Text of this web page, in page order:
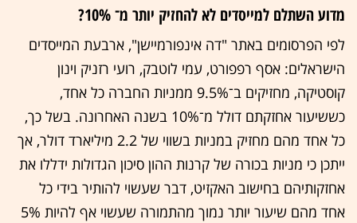
מדוע השתלם למייסדים לא להחזיק יותר מ־ 10%?
לפי הפרסומים באתר "דה אינפורמיישן", ארבעת המייסדים
הישראלים: אסף רפפורט, עמי לוטבק, רועי רזניק וינון
קוסטיקה, מחזיקים ב־9.5% ממניות החברה כל אחד,
כששיעור אחזקתם דולל מ־10% בשנה האחרונה. בשל כך,
כל אחד מהם מחזיק במניות בשווי של 2.2 מיליארד דולר, אך
ייתכן כי מניות בכורה של קרנות ההון סיכון הגדולות ידללו את
אחזקותיהם בחישוב האקזיט, דבר שעשוי להותיר בידי כל
אחד מהם שיעור יותר נמוך מהתמורה שעשוי אף להיות 5%